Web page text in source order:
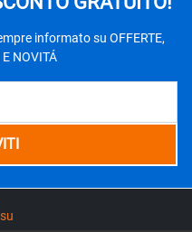
informato su OFFERTE,
NOVITÁ